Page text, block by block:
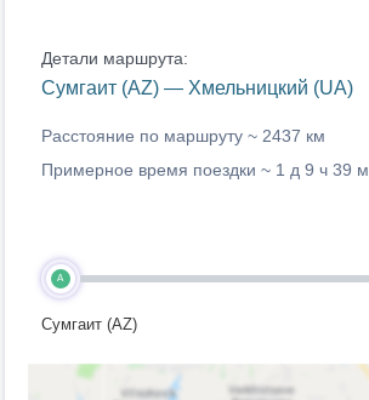
Детали маршрута:
Сумгаит (AZ) — Хмельницкий (UA)
Расстояние по маршруту ~ 2437 км
Примерное время поездки ~ 1 д 9 ч 39 м
A
Сумгаит (AZ)